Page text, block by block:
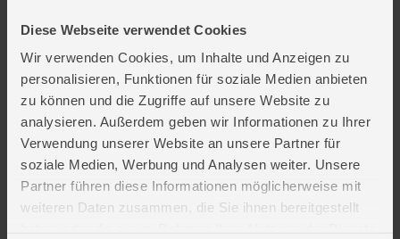
Diese Webseite verwendet Cookies
Wir verwenden Cookies, um Inhalte und Anzeigen zu
personalisieren, Funktionen für soziale Medien anbieten
zu können und die Zugriffe auf unsere Website zu
analysieren. Außerdem geben wir Informationen zu Ihrer
Verwendung unserer Website an unsere Partner für
soziale Medien, Werbung und Analysen weiter. Unsere
Partner führen diese Informationen möglicherweise mit
weiteren Daten zusammen, die Sie ihnen bereitgestellt
Königsblaue löschbare Schultinte
Linienstärke: 0,5 mm
Hersteller: Stabilo
6 Patronen
Art. Nr. B-47374-10
Artikelmerkmale
Altersempfehlung
ab 5 bis 14 Jahren